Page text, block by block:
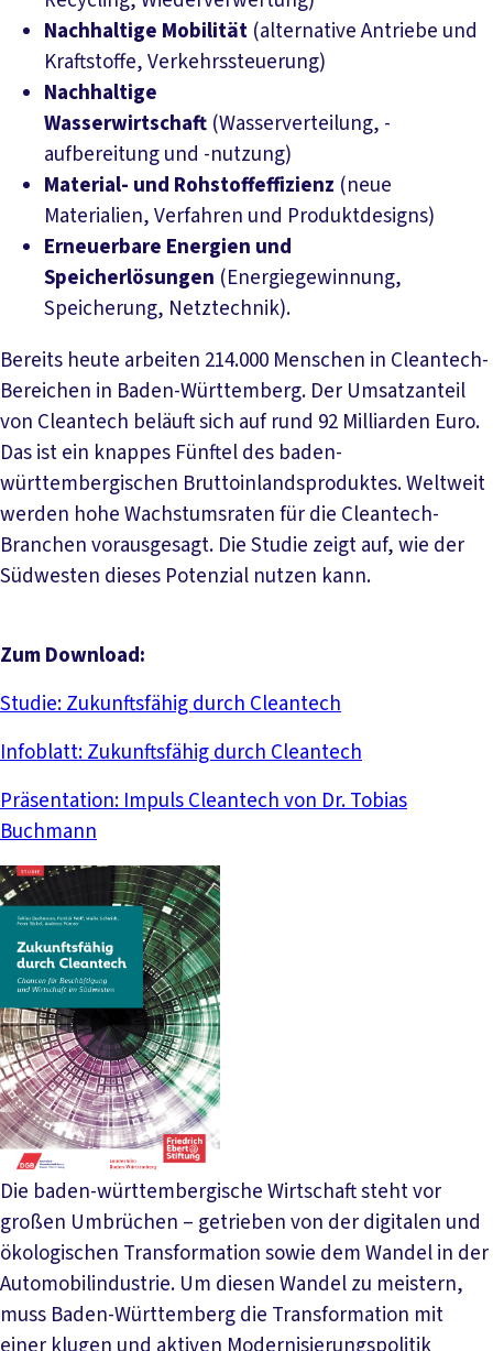
Nachhaltige Mobilität (alternative Antriebe und
Kraftstoffe, Verkehrssteuerung)
Nachhaltige
Wasserwirtschaft (Wasserverteilung, -
aufbereitung und -nutzung)
Material- und Rohstoffeffizienz (neue
Materialien, Verfahren und Produktdesigns)
Erneuerbare Energien und
Speicherlösungen (Energiegewinnung,
Speicherung, Netztechnik).
Bereits heute arbeiten 214.000 Menschen in Cleantech-
Bereichen in Baden-Württemberg. Der Umsatzanteil
von Cleantech beläuft sich auf rund 92 Milliarden Euro.
Das ist ein knappes Fünftel des baden-
württembergischen Bruttoinlandsproduktes. Weltweit
werden hohe Wachstumsraten für die Cleantech-
Branchen vorausgesagt. Die Studie zeigt auf, wie der
Südwesten dieses Potenzial nutzen kann.
Zum Download:
Studie: Zukunftsfähig durch Cleantech
Infoblatt: Zukunftsfähig durch Cleantech
Präsentation: Impuls Cleantech von Dr. Tobias
Buchmann
Die baden-württembergische Wirtschaft steht vor
großen Umbrüchen – getrieben von der digitalen und
ökologischen Transformation sowie dem Wandel in der
Automobilindustrie. Um diesen Wandel zu meistern,
muss Baden-Württemberg die Transformation mit